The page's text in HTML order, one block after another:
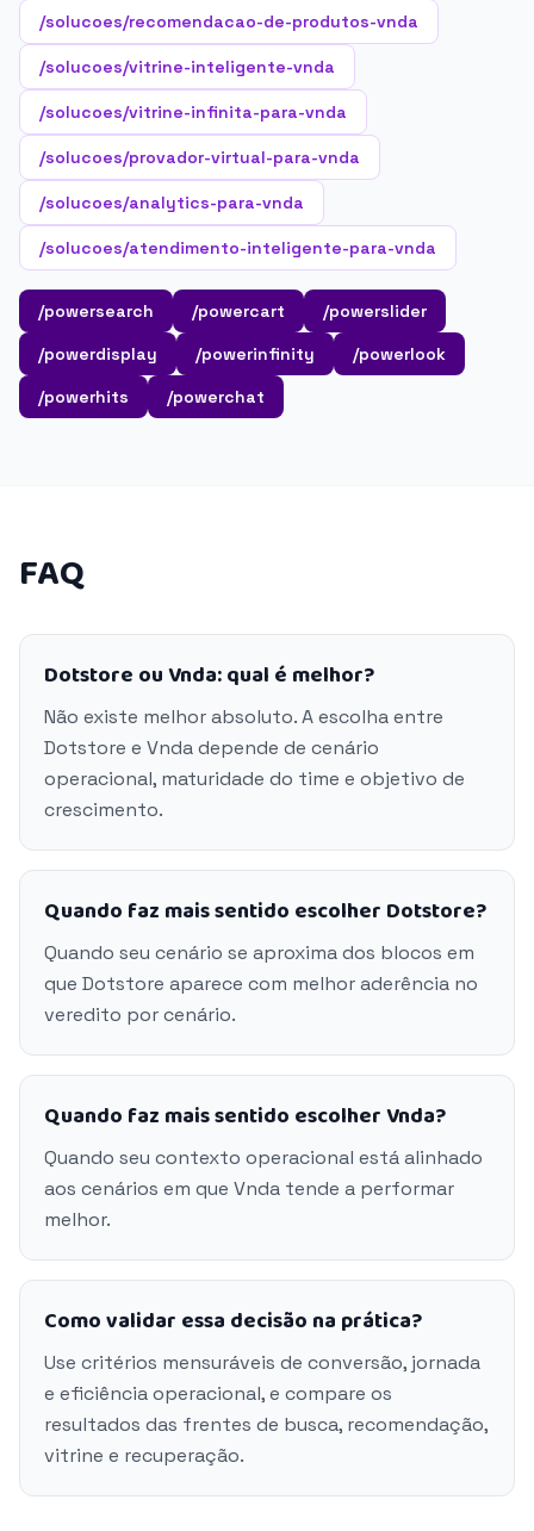
/solucoes/recomendacao-de-produtos-vnda
/solucoes/vitrine-inteligente-vnda
/solucoes/vitrine-infinita-para-vnda
/solucoes/provador-virtual-para-vnda
/solucoes/analytics-para-vnda
/solucoes/atendimento-inteligente-para-vnda
/powersearch /powercart
/powerslider
/powerdisplay
/powerinfinity
/powerlook
/powerhits
/powerchat
FAQ
Dotstore ou Vnda: qual é melhor?
Não existe melhor absoluto. A escolha entre
Dotstore e Vnda depende de cenário
operacional, maturidade do time e objetivo de
crescimento.
Quando faz mais sentido escolher Dotstore?
Quando seu cenário se aproxima dos blocos em
que Dotstore aparece com melhor aderência no
veredito por cenário.
Quando faz mais sentido escolher Vnda?
Quando seu contexto operacional está alinhado
aos cenários em que Vnda tende a performar
melhor.
Como validar essa decisão na prática?
Use critérios mensuráveis de conversão, jornada
e eficiência operacional, e compare os
resultados das frentes de busca, recomendação,
vitrine e recuperação.